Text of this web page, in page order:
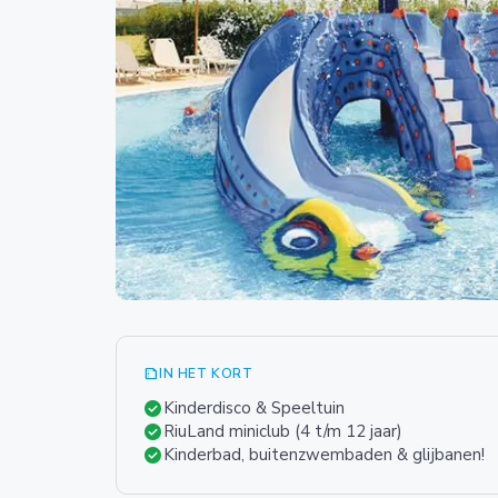
summarizeIN HET KORT
check_circleKinderdisco & Speeltuin
check_circleRiuLand miniclub (4 t/m 12 jaar)
check_circleKinderbad, buitenzwembaden & glijbanen!